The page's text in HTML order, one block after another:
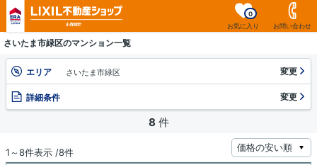
お気に入り
0
お問い合わせ
さいたま市緑区のマンション一覧
エリア さいたま市緑区 変更
詳細条件 変更
8 件
1～8件表示 /8件